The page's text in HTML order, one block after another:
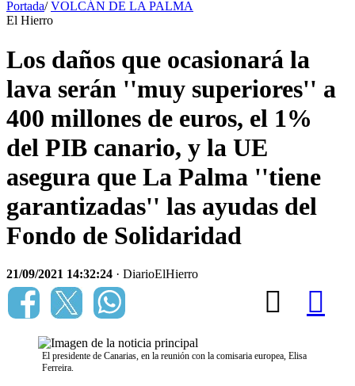
Portada/ VOLCÁN DE LA PALMA
El Hierro
Los daños que ocasionará la
lava serán ''muy superiores'' a
400 millones de euros, el 1%
del PIB canario, y la UE
asegura que La Palma ''tiene
garantizadas'' las ayudas del
Fondo de Solidaridad
21/09/2021 14:32:24 · DiarioElHierro
El presidente de Canarias, en la reunión con la comisaria europea, Elisa
Ferreira.